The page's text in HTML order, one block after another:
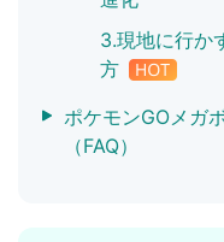
3.現地に行か
方
ポケモンGOメガ
（FAQ）